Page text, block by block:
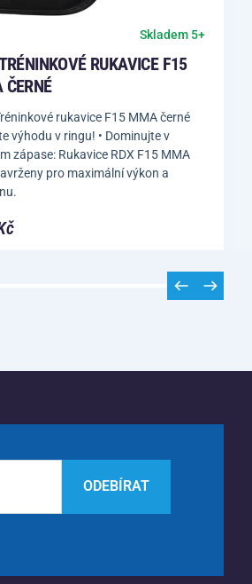
Skladem 5+
RUKAVICE F15
rukavice F15 MMA černé
výhodu v ringu! • Dominujte v
zápase: Rukavice RDX F15 MMA
pro maximální výkon a
ODEBÍRAT